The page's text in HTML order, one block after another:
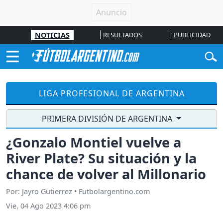
NOTICIAS RESULTADOS PUBLICIDAD
LIGA PROFESIONAL DE ARGENTINA
PRIMERA DIVISIÓN DE ARGENTINA
¿Gonzalo Montiel vuelve a
River Plate? Su situación y la
chance de volver al Millonario
Por: Jayro Gutierrez • Futbolargentino.com
Vie, 04 Ago 2023 4:06 pm